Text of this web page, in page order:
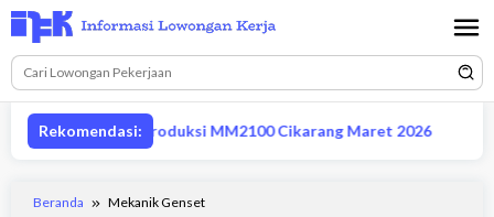
Loncat
ke
konten
Rekomendasi:
supervisor produksi MM2100 Cikarang Maret 2026
Beranda Mekanik Genset